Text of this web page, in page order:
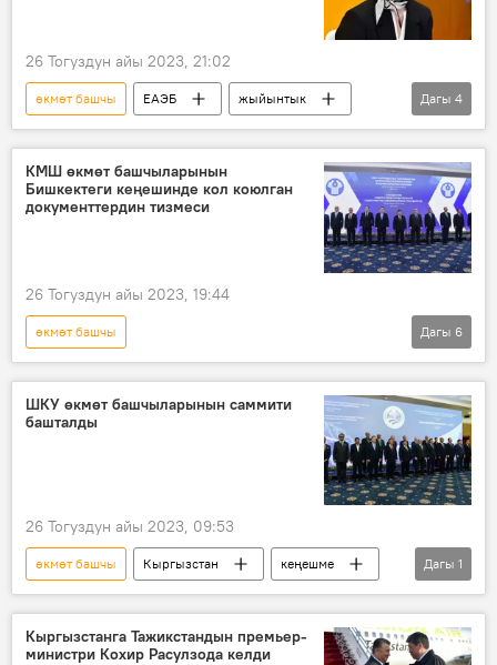
26 Тогуздун айы 2023, 21:02
өкмөт башчы ЕАЭБ
жыйынтык
жыйын
өкмөт
Ия Малкина
Маалымат борбор
Дагы 4
КМШ өкмөт башчыларынын
Бишкектеги кеңешинде кол коюлган
документтердин тизмеси
26 Тогуздун айы 2023, 19:44
өкмөт башчы
Бишкектеги КМШ премьер-министрлеринин саммити
Кыргызстан
жыйын
Дагы 6
ШКУ өкмөт башчыларынын саммити
башталды
26 Тогуздун айы 2023, 09:53
өкмөт башчы Кыргызстан
кеңешме
саммит
Дагы 1
Кыргызстанга Тажикстандын премьер-
министри Кохир Расулзода келди